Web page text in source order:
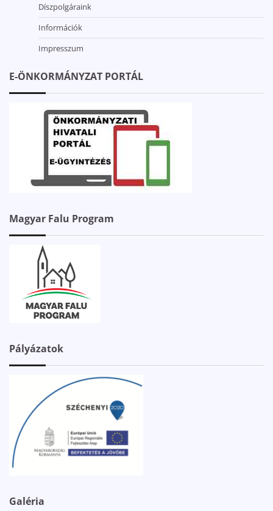
Díszpolgáraink
Információk
Impresszum
E-ÖNKORMÁNYZAT PORTÁL
Magyar Falu Program
Pályázatok
Galéria